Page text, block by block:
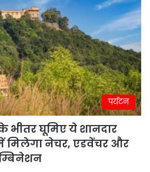
पर्यटन
घूमिए ये शानदार
मिलेगा नेचर, एडवेंचर और